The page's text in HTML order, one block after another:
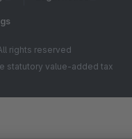
rights reserved
statutory value-added tax